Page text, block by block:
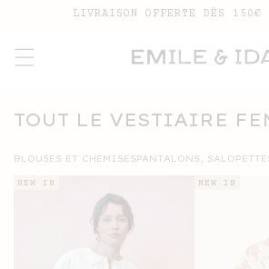
PASSER AULIVRAISON OFFERTE DÈS 150€
COLLECTION:
TOUT LE VESTIAIRE
BLOUSES ET CHEMISESPANTALONS,
NEW IN NEW IN